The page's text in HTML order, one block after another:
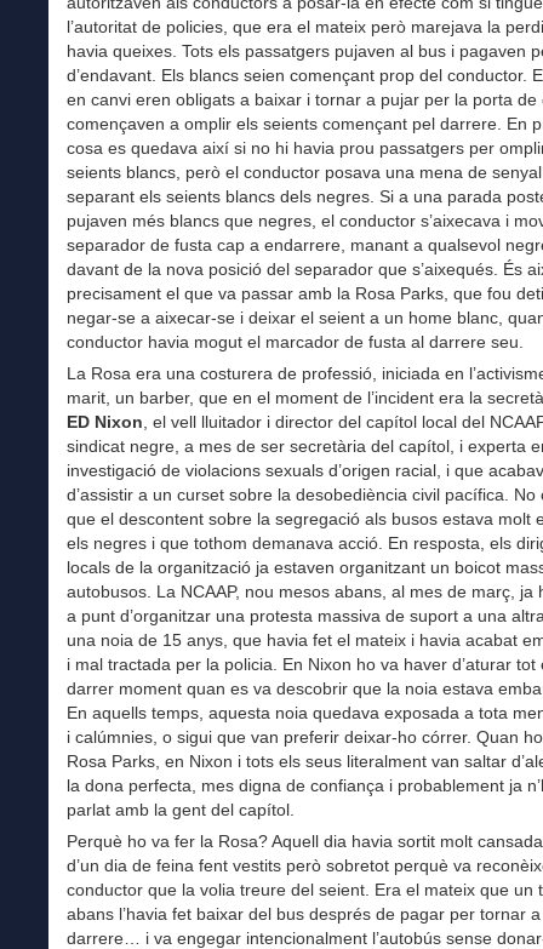
l’autoritat de policies, que era el mateix però marejava la
havia queixes. Tots els passatgers pujaven al bus i pagaven
d’endavant. Els blancs seien començant prop del conductor.
en canvi eren obligats a baixar i tornar a pujar per la porta de
començaven a omplir els seients començant pel darrere. En
cosa es quedava així si no hi havia prou passatgers per
seients blancs, però el conductor posava una mena de
separant els seients blancs dels negres. Si a una parada
pujaven més blancs que negres, el conductor s’aixecava i
separador de fusta cap a endarrere, manant a qualsevol
davant de la nova posició del separador que s’aixequés. És
precisament el que va passar amb la Rosa Parks, que fou
negar-se a aixecar-se i deixar el seient a un home blanc,
conductor havia mogut el marcador de fusta al darrere seu.
La Rosa era una costurera de professió, iniciada en
marit, un barber, que en el moment de l’incident era la
ED Nixon , el vell lluitador i director del capítol local del
sindicat negre, a mes de ser secretària del capítol, i experta
investigació de violacions sexuals d’origen racial, i que
d’assistir a un curset sobre la desobediència civil pacífica. No
que el descontent sobre la segregació als busos estava molt
els negres i que tothom demanava acció. En resposta, els
locals de la organització ja estaven organitzant un boicot
autobusos. La NCAAP, nou mesos abans, al mes de març, ja
a punt d’organitzar una protesta massiva de suport a una
una noia de 15 anys, que havia fet el mateix i havia acabat
i mal tractada per la policia. En Nixon ho va haver d’aturar tot
darrer moment quan es va descobrir que la noia estava
En aquells temps, aquesta noia quedava exposada a tota
i calúmnies, o sigui que van preferir deixar-ho córrer. Quan
Rosa Parks, en Nixon i tots els seus literalment van saltar
la dona perfecta, mes digna de confiança i probablement ja
parlat amb la gent del capítol.
Perquè ho va fer la Rosa? Aquell dia havia sortit molt
d’un dia de feina fent vestits però sobretot perquè va
conductor que la volia treure del seient. Era el mateix que un
abans l’havia fet baixar del bus després de pagar per tornar
darrere… i va engegar intencionalment l’autobús sense